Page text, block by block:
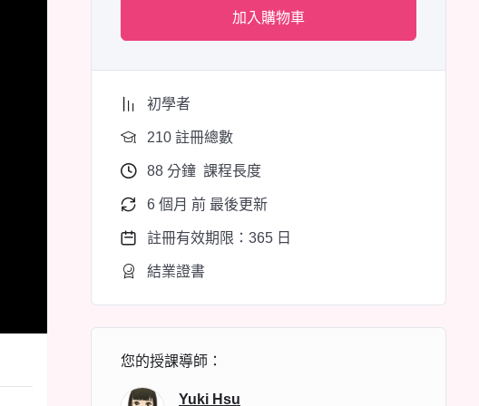
加入購物車
初學者
210 註冊總數
88 分鐘 課程長度
6 個月 前 最後更新
註冊有效期限：365 日
結業證書
您的授課導師：
Yuki Hsu